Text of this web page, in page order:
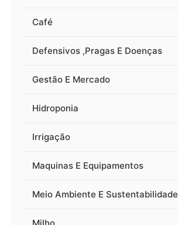
Café
Defensivos ,Pragas E Doenças
Gestão E Mercado
Hidroponia
Irrigação
Maquinas E Equipamentos
Meio Ambiente E Sustentabilidade